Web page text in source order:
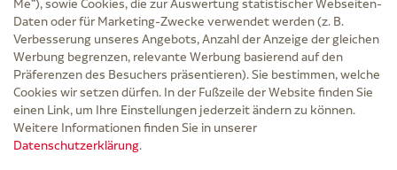
Datenschutz
Erklärung zur Barrierefreiheit
Widerruf
Impressum
Zu Risiken und Nebenwirkungen lesen Sie die Packungsbeilage und fragen Sie
Ihre Ärztin, Ihren Arzt oder in der Apotheke.
Me“), sowie Cookies, die zur Auswertung statistischer Webseiten-
Daten oder für Marketing-Zwecke verwendet werden (z. B.
Verbesserung unseres Angebots, Anzahl der Anzeige der gleichen
Werbung begrenzen, relevante Werbung basierend auf den
Präferenzen des Besuchers präsentieren). Sie bestimmen, welche
Cookies wir setzen dürfen. In der Fußzeile der Website finden Sie
einen Link, um Ihre Einstellungen jederzeit ändern zu können.
Weitere Informationen finden Sie in unserer
Datenschutzerklärung.